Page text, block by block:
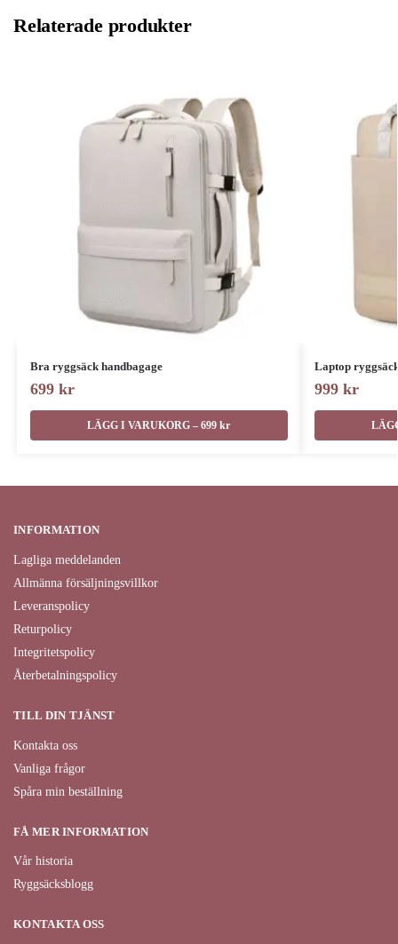
Relaterade produkter
Bra ryggsäck handbagage
699 kr
LÄGG I VARUKORG – 699 kr
Laptop
999 kr
INFORMATION
Lagliga meddelanden
Allmänna försäljningsvillkor
Leveranspolicy
Returpolicy
Integritetspolicy
Återbetalningspolicy
TILL DIN TJÄNST
Kontakta oss
Vanliga frågor
Spåra min beställning
FÅ MER INFORMATION
Vår historia
Ryggsäcksblogg
KONTAKTA OSS